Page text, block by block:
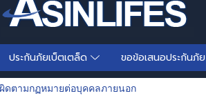
ประกันภัยเบ็ตเตล็ด ขอข้อเสนอประกันภัย
ดตามกฏหมายต่อบุคคลภายนอก